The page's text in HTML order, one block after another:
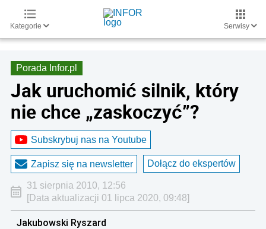
Kategorie Serwisy
Porada Infor.pl
Jak uruchomić silnik, który
nie chce „zaskoczyć”?
Subskrybuj nas na Youtube
Zapisz się na newsletter Dołącz do ekspertów
31 sierpnia 2010, 12:56
[Data aktualizacji 01 lipca 2020, 09:48]
Jakubowski Ryszard